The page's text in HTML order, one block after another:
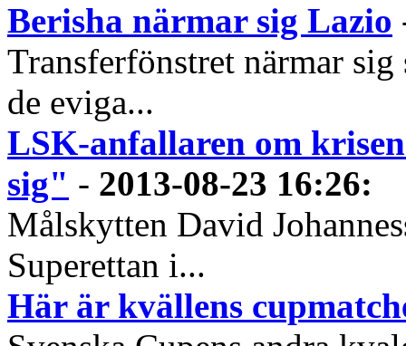
Berisha närmar sig Lazio
Transferfönstret närmar
de eviga...
LSK-anfallaren om
sig" - 2013-08-23 16:26:
Målskytten David
Superettan i...
Här är kvällens